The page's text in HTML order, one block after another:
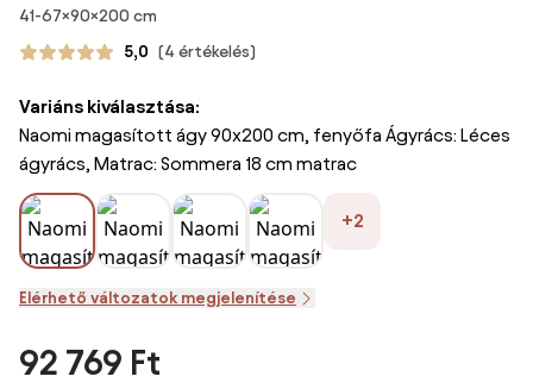
Méretek
41-67×90×200 cm
5,0 (4 értékelés)
Variáns kiválasztása:
Naomi magasított ágy 90x200 cm, fenyőfa Ágyrács: Léces
ágyrács, Matrac: Sommera 18 cm matrac
+2
Elérhető változatok megjelenítése
92 769 Ft